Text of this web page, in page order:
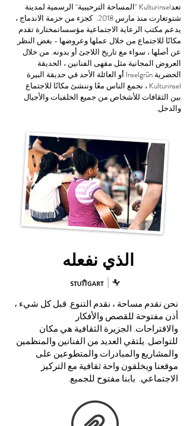
تعدKulturinsel "المساحة الترحيبية" الرسمية لمدينة
شتوتغارت منذ مارس 2018. كجزء من حزمة الاندماج ،
يدعم مكتب الرعاية الاجتماعية مؤسساتمختارة تقدم
مكانًا للاجتماع من خلال عملها وعروضها - بغض النظر
عن أصلها ، سواء مع تاريخ اللاجئ أو بدونه. من خلال
العروض المجانية مثل مقهى الفنانين ، الحديقة
الحضرية Inselgrün أو العائلة الأحد في حديقة البيرة
Kulturinsel ، نجمع الناس معًا وننشئ مكانًا للاجتماع
بين الثقافات للأشخاص من جميع الخلفيات والأجيال
والدخل.
الذي نفعله
نحن نقدم مساحة ، نقدم التنوع. قبل كل شيء ،
أذن مفتوحة للقصص والأفكار
والاقتراحات. الجزيرة الثقافية هي مكان
للتواصل. يلتقي العديد من الفنانين والمنظمين
والمشاريع والمبادرات والمتطوعين على
موقعنا ويخلقون واحة ثقافية مع التركيز
الاجتماعي. بابنا مفتوح للجميع.